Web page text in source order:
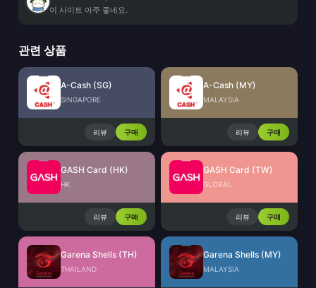
이 사이트 아주 좋네요.
관련 상품
A-Cash (SG)
SINGAPORE
리뷰 구매
A-Cash (MY)
MALAYSIA
리뷰 구매
GASH Card (HK)
HK
리뷰 구매
GASH Card (TW)
GLOBAL
리뷰 구매
Garena Shells (TH)
THAILAND
Garena Shells (MY)
MALAYSIA